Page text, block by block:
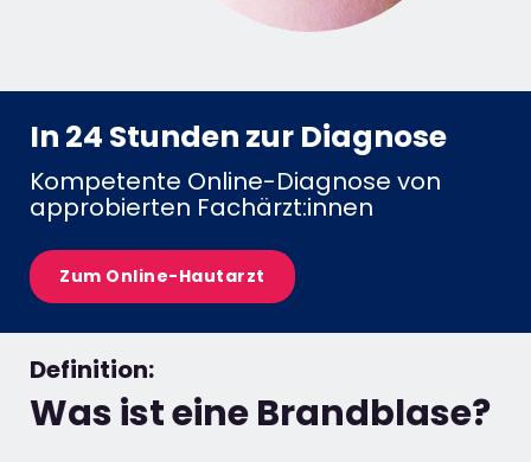
In 24 Stunden zur Diagnose
Kompetente Online-Diagnose von
approbierten Fachärzt:innen
Zum Online-Hautarzt
Definition:
Was ist eine Brandblase?